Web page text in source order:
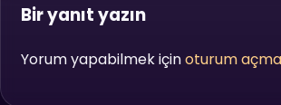
Bir yanıt yazın
Yorum yapabilmek içinoturum